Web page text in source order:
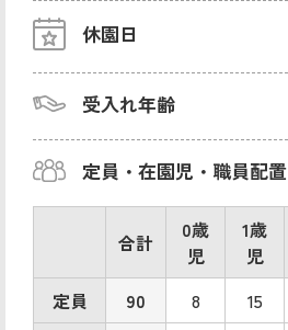
休園日
受入れ年齢
定員・在園児・職員配置
合計
0歳
児
1歳
児
定員
90 8 15